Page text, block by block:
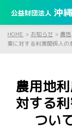
HOME > お知らせ > 農地
案に対する利害関係人の
農用地
対する
つい